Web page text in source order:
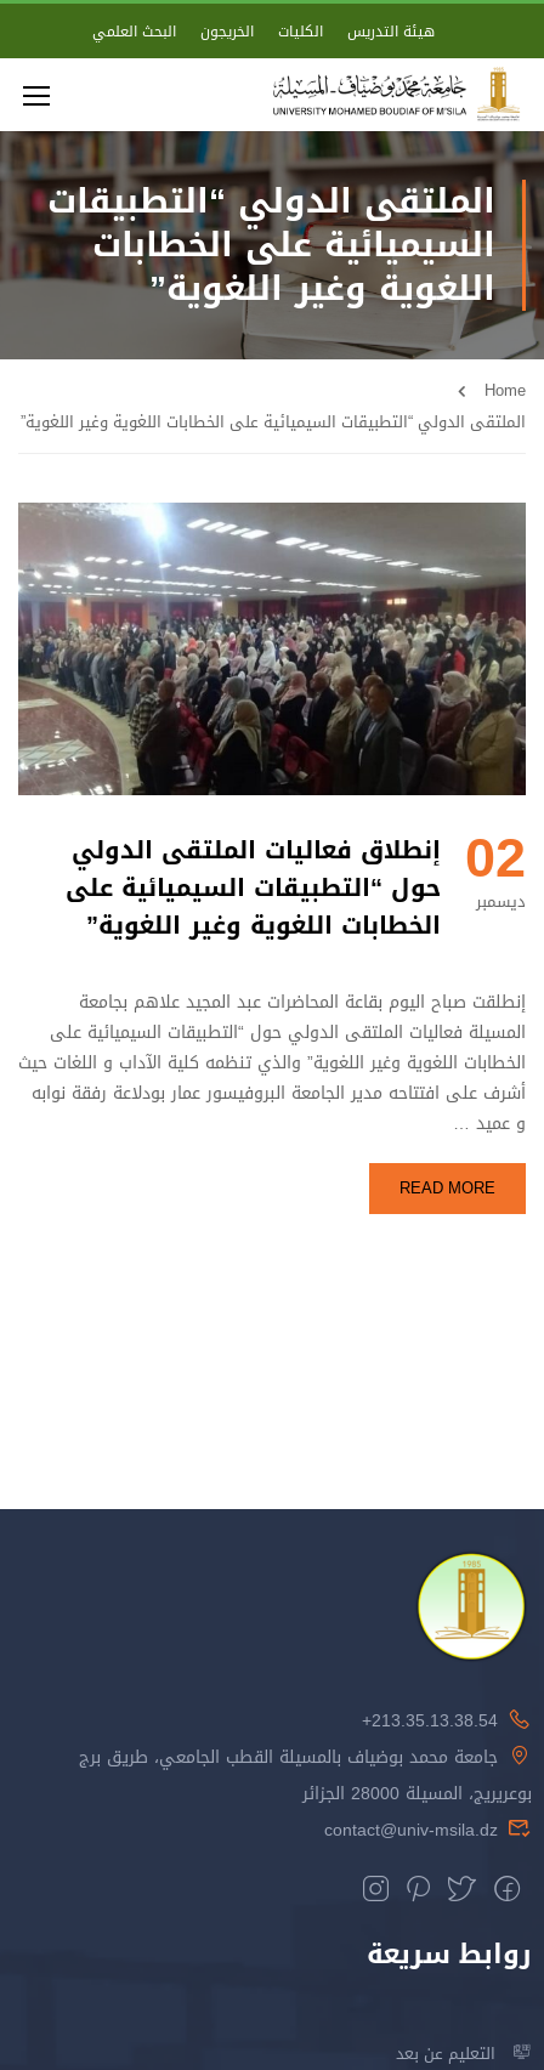
هيئة التدريس الكليات الخريجون البحث العلمي
الملتقى الدولي “التطبيقات
السيميائية على الخطابات
اللغوية وغير اللغوية”
Home
الملتقى الدولي “التطبيقات السيميائية على الخطابات اللغوية وغير اللغوية”
02
ديسمبر
إنطلاق فعاليات الملتقى الدولي
حول “التطبيقات السيميائية على
الخطابات اللغوية وغير اللغوية”
إنطلقت صباح اليوم بقاعة المحاضرات عبد المجيد علاهم بجامعة
المسيلة فعاليات الملتقى الدولي حول “التطبيقات السيميائية على
الخطابات اللغوية وغير اللغوية” والذي تنظمه كلية الآداب و اللغات حيث
أشرف على افتتاحه مدير الجامعة البروفيسور عمار بودلاعة رفقة نوابه
و عميد …
READ MORE
213.35.13.38.54+
جامعة محمد بوضياف بالمسيلة القطب الجامعي، طريق برج
بوعريريج، المسيلة 28000 الجزائر
contact@univ-msila.dz
روابط سريعة
التعليم عن بعد